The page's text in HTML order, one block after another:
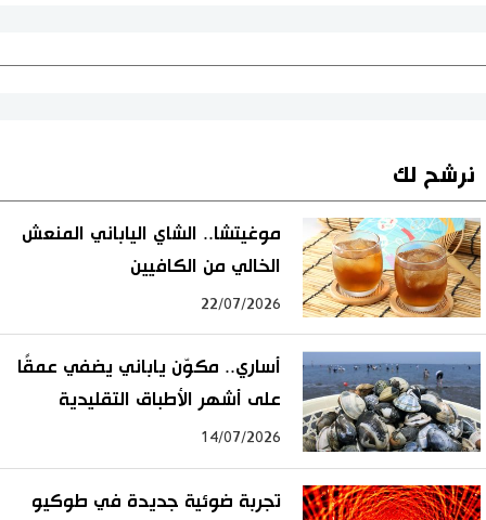
نرشح لك
موغيتشا.. الشاي الياباني المنعش
الخالي من الكافيين
22/07/2026
أساري.. مكوّن ياباني يضفي عمقًا
على أشهر الأطباق التقليدية
14/07/2026
تجربة ضوئية جديدة في طوكيو